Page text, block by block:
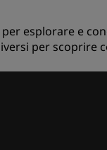
esplorare e
per scoprire